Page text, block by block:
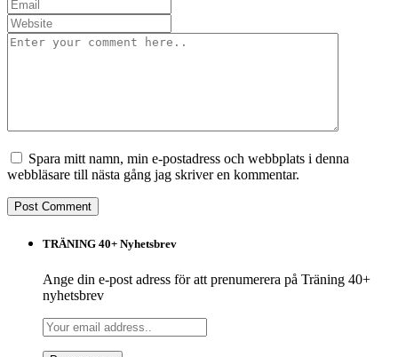
Spara mitt namn, min e-postadress och webbplats i denna
webbläsare till nästa gång jag skriver en kommentar.
TRÄNING 40+ Nyhetsbrev
Ange din e-post adress för att prenumerera på Träning 40+
nyhetsbrev